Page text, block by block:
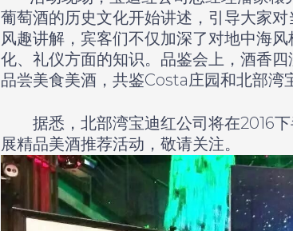
葡萄酒的历史文化开始讲述，引导大家
风趣讲解，宾客们不仅加深了对地中海
化、礼仪方面的知识。品鉴会上，酒香
品尝美食美酒，共鉴Costa庄园和北部湾
据悉，北部湾宝迪红公司将在2016下
展精品美酒推荐活动，敬请关注。